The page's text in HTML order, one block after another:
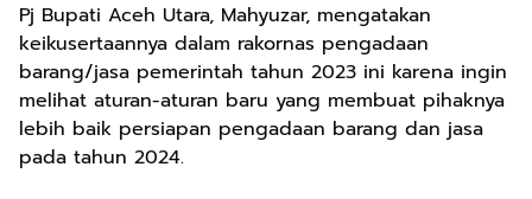
Pj Bupati Aceh Utara, Mahyuzar, mengatakan
keikusertaannya dalam rakornas pengadaan
barang/jasa pemerintah tahun 2023 ini karena ingin
melihat aturan-aturan baru yang membuat pihaknya
lebih baik persiapan pengadaan barang dan jasa
pada tahun 2024.